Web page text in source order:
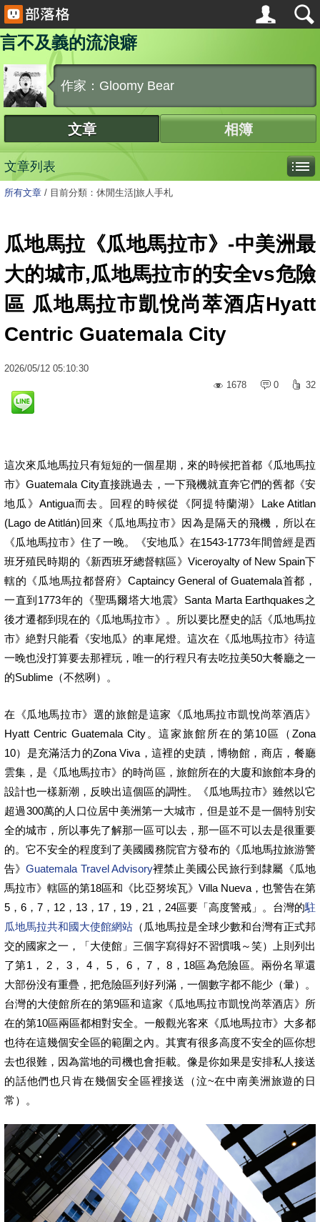
言不及義的流浪癖
作家：Gloomy Bear
文章 相簿
文章列表
所有文章 / 目前分類：休閒生活|旅人手札
瓜地馬拉《瓜地馬拉市》-中美洲最
大的城市,瓜地馬拉市的安全vs危險
區 瓜地馬拉市凱悅尚萃酒店Hyatt
Centric Guatemala City
2026/05/12 05:10:30
1678
0 32
這次來瓜地馬拉只有短短的一個星期，來的時候把首都《瓜地馬拉
市》Guatemala City直接跳過去，一下飛機就直奔它們的舊都《安
地瓜》Antigua而去。回程的時候從《阿提特蘭湖》Lake Atitlan
(Lago de Atitlán)回來《瓜地馬拉市》因為是隔天的飛機，所以在
《瓜地馬拉市》住了一晚。《安地瓜》在1543-1773年間曾經是西
班牙殖民時期的《新西班牙總督轄區》Viceroyalty of New Spain下
轄的《瓜地馬拉都督府》Captaincy General of Guatemala首都，
一直到1773年的《聖瑪爾塔大地震》Santa Marta Earthquakes之
後才遷都到現在的《瓜地馬拉市》。所以要比歷史的話《瓜地馬拉
市》絶對只能看《安地瓜》的車尾燈。這次在《瓜地馬拉市》待這
一晚也没打算要去那裡玩，唯一的行程只有去吃拉美50大餐廳之一
的Sublime（不然咧）。
在《瓜地馬拉市》選的旅館是這家《瓜地馬拉市凱悅尚萃酒店》
Hyatt Centric Guatemala City。這家旅館所在的第10區（Zona
10）是充滿活力的Zona Viva，這裡的史蹟，博物館，商店，餐廳
雲集，是《瓜地馬拉市》的時尚區，旅館所在的大廈和旅館本身的
設計也一樣新潮，反映出這個區的調性。《瓜地馬拉市》雖然以它
超過300萬的人口位居中美洲第一大城市，但是並不是一個特別安
全的城市，所以事先了解那一區可以去，那一區不可以去是很重要
的。它不安全的程度到了美國國務院官方發布的《瓜地馬拉旅游警
告》Guatemala Travel Advisory裡禁止美國公民旅行到隸屬《瓜地
馬拉市》轄區的第18區和《比亞努埃瓦》Villa Nueva，也警告在第
5，6，7，12，13，17，19，21，24區要「高度警戒」。台灣的駐
瓜地馬拉共和國大使館網站 （瓜地馬拉是全球少數和台灣有正式邦
交的國家之一，「大使館」三個字寫得好不習慣哦～笑）上則列出
了第1， 2， 3， 4， 5， 6， 7， 8，18區為危險區。兩份名單還
大部份没有重疊，把危險區列好列滿，一個數字都不能少（暈）。
台灣的大使館所在的第9區和這家《瓜地馬拉市凱悅尚萃酒店》所
在的第10區兩區都相對安全。一般觀光客來《瓜地馬拉市》大多都
也待在這幾個安全區的範圍之內。其實有很多高度不安全的區你想
去也很難，因為當地的司機也會拒載。像是你如果是安排私人接送
的話他們也只肯在幾個安全區裡接送（泣~在中南美洲旅遊的日
常）。